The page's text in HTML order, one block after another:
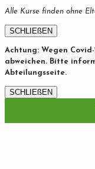
Alle Kurse finden ohne
SCHLIEßEN
Achtung: Wegen
abweichen. Bitte
Abteilungsseite.
SCHLIEßEN